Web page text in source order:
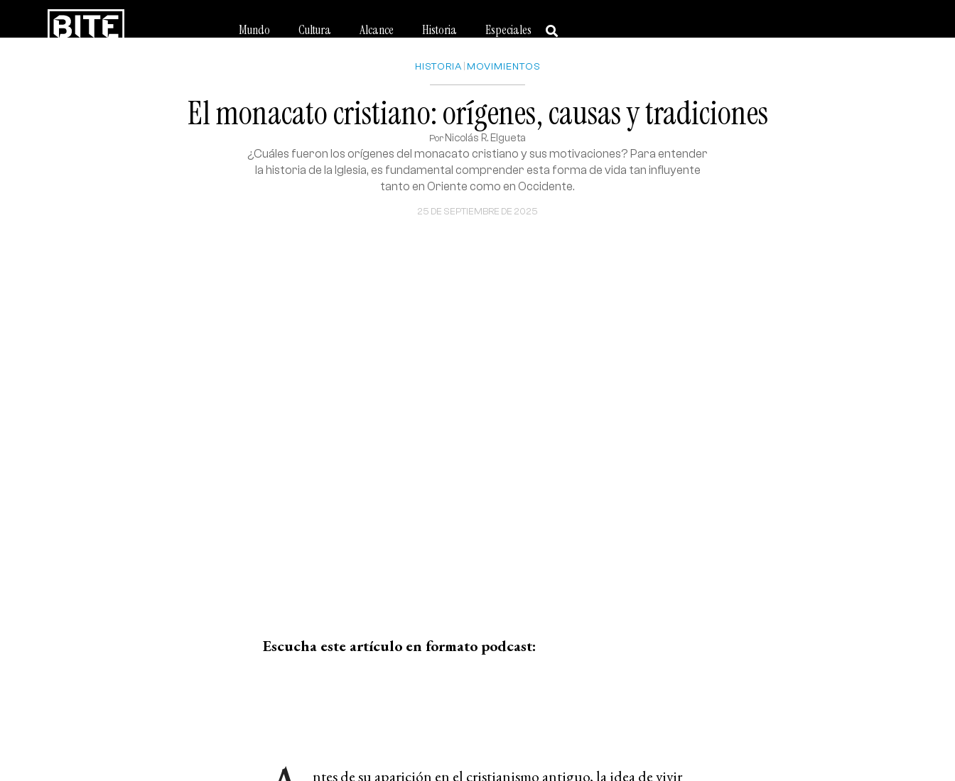
Mundo Cultura Alcance Historia Especiales
HISTORIA MOVIMIENTOS
El monacato cristiano: orígenes, causas y tradiciones
Por Nicolás R. Elgueta
25 DE SEPTIEMBRE DE 2025
¿Cuáles fueron los orígenes del monacato cristiano y sus motivaciones? Para entender
la historia de la Iglesia, es fundamental comprender esta forma de vida tan influyente
tanto en Oriente como en Occidente.
Escucha este artículo en formato podcast:
ntes de su aparición en el cristianismo antiguo, la idea de vivir